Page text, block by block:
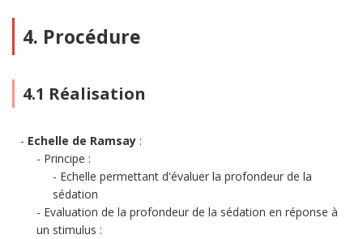
4. Procédure
4.1 Réalisation
Echelle de Ramsay :
Principe :
Echelle permettant d'évaluer la profondeur de la
sédation
Evaluation de la profondeur de la sédation en réponse à
un stimulus :